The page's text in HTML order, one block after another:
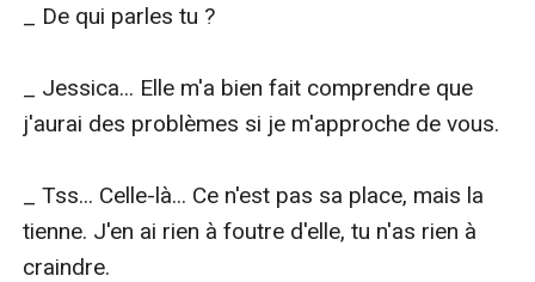
_ De qui parles tu ?
_ Jessica... Elle m'a bien fait comprendre que
j'aurai des problèmes si je m'approche de vous.
_ Tss... Celle-là... Ce n'est pas sa place, mais la
tienne. J'en ai rien à foutre d'elle, tu n'as rien à
craindre.